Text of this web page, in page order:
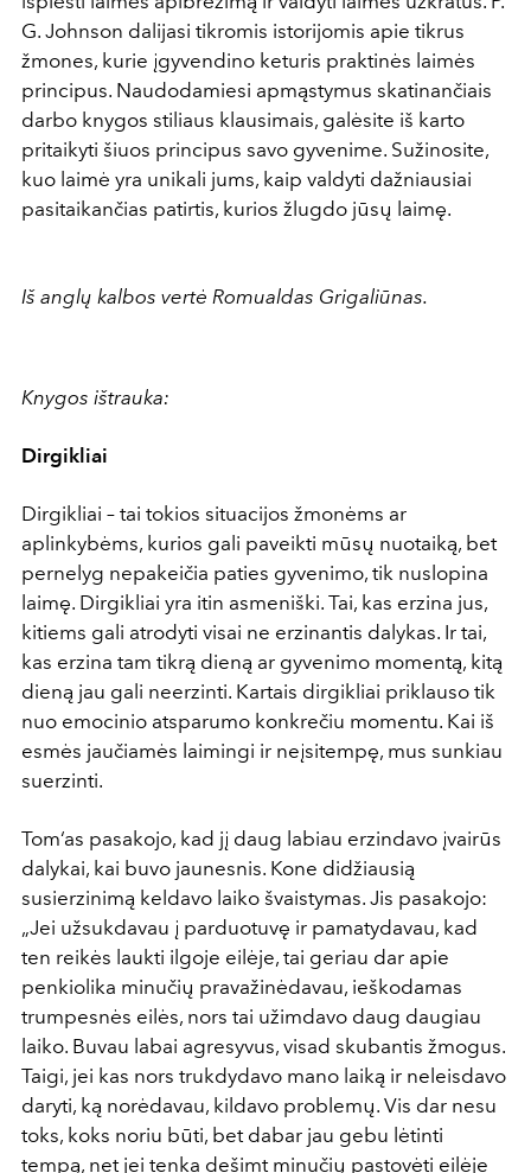
G. Johnson dalijasi tikromis istorijomis apie tikrus
žmones, kurie įgyvendino keturis praktinės laimės
principus. Naudodamiesi apmąstymus skatinančiais
darbo knygos stiliaus klausimais, galėsite iš karto
pritaikyti šiuos principus savo gyvenime. Sužinosite,
kuo laimė yra unikali jums, kaip valdyti dažniausiai
pasitaikančias patirtis, kurios žlugdo jūsų laimę.
Iš anglų kalbos vertė Romualdas Grigaliūnas.
Knygos ištrauka:
Dirgikliai
Dirgikliai – tai tokios situacijos žmonėms ar
aplinkybėms, kurios gali paveikti mūsų nuotaiką, bet
pernelyg nepakeičia paties gyvenimo, tik nuslopina
laimę. Dirgikliai yra itin asmeniški. Tai, kas erzina jus,
kitiems gali atrodyti visai ne erzinantis dalykas. Ir tai,
kas erzina tam tikrą dieną ar gyvenimo momentą, kitą
dieną jau gali neerzinti. Kartais dirgikliai priklauso tik
nuo emocinio atsparumo konkrečiu momentu. Kai iš
esmės jaučiamės laimingi ir neįsitempę, mus sunkiau
suerzinti.
Tom‘as pasakojo, kad jį daug labiau erzindavo įvairūs
dalykai, kai buvo jaunesnis. Kone didžiausią
susierzinimą keldavo laiko švaistymas. Jis pasakojo:
„Jei užsukdavau į parduotuvę ir pamatydavau, kad
ten reikės laukti ilgoje eilėje, tai geriau dar apie
penkiolika minučių pravažinėdavau, ieškodamas
trumpesnės eilės, nors tai užimdavo daug daugiau
laiko. Buvau labai agresyvus, visad skubantis žmogus.
Taigi, jei kas nors trukdydavo mano laiką ir neleisdavo
daryti, ką norėdavau, kildavo problemų. Vis dar nesu
toks, koks noriu būti, bet dabar jau gebu lėtinti
tempą, net jei tenka dešimt minučių pastovėti eilėje